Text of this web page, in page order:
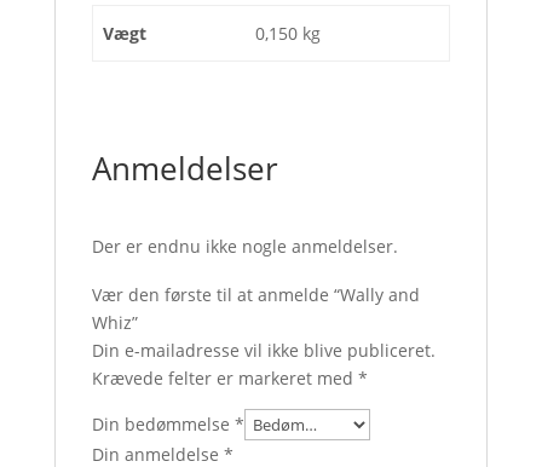
Vægt 0,150 kg
Anmeldelser
Der er endnu ikke nogle anmeldelser.
Vær den første til at anmelde “Wally and
Whiz”
Din e-mailadresse vil ikke blive publiceret.
Krævede felter er markeret med *
Din bedømmelse *
Din anmeldelse *